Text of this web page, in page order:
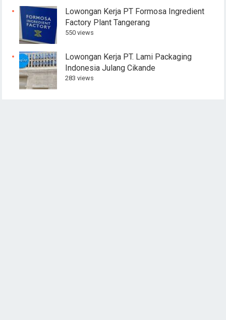
Lowongan Kerja PT Formosa Ingredient
Factory Plant Tangerang
550 views
Lowongan Kerja PT. Lami Packaging
Indonesia Julang Cikande
283 views